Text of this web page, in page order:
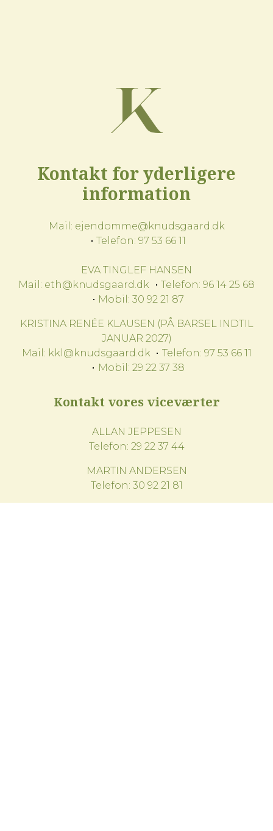
Kontakt for yderligere
information
Mail: ejendomme@knudsgaard.dk
Telefon: 97 53 66 11
EVA TINGLEF HANSEN
Mail: eth@knudsgaard.dk Telefon: 96 14 25 68
Mobil: 30 92 21 87
KRISTINA RENÉE KLAUSEN (PÅ BARSEL INDTIL
JANUAR 2027)
Mail: kkl@knudsgaard.dk Telefon: 97 53 66 11
Mobil: 29 22 37 38
Kontakt vores viceværter
ALLAN JEPPESEN
Telefon: 29 22 37 44
MARTIN ANDERSEN
Telefon: 30 92 21 81